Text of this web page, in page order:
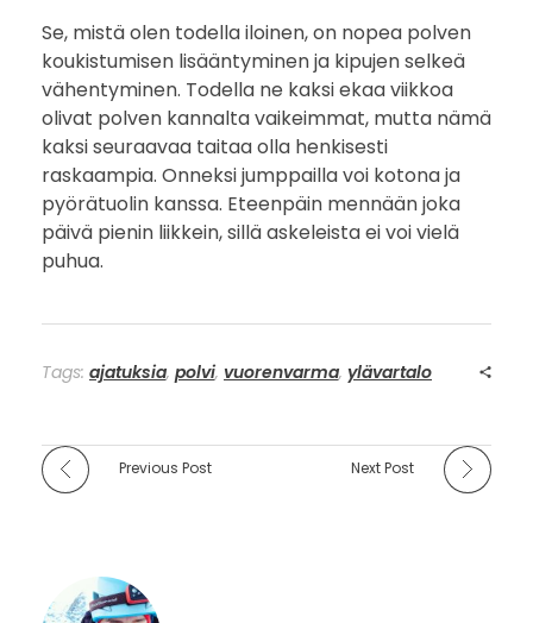
Se, mistä olen todella iloinen, on nopea polven
koukistumisen lisääntyminen ja kipujen selkeä
vähentyminen. Todella ne kaksi ekaa viikkoa
olivat polven kannalta vaikeimmat, mutta nämä
kaksi seuraavaa taitaa olla henkisesti
raskaampia. Onneksi jumppailla voi kotona ja
pyörätuolin kanssa. Eteenpäin mennään joka
päivä pienin liikkein, sillä askeleista ei voi vielä
puhua.
Tags: ajatuksia, polvi, vuorenvarma, ylävartalo
Previous Post Next Post